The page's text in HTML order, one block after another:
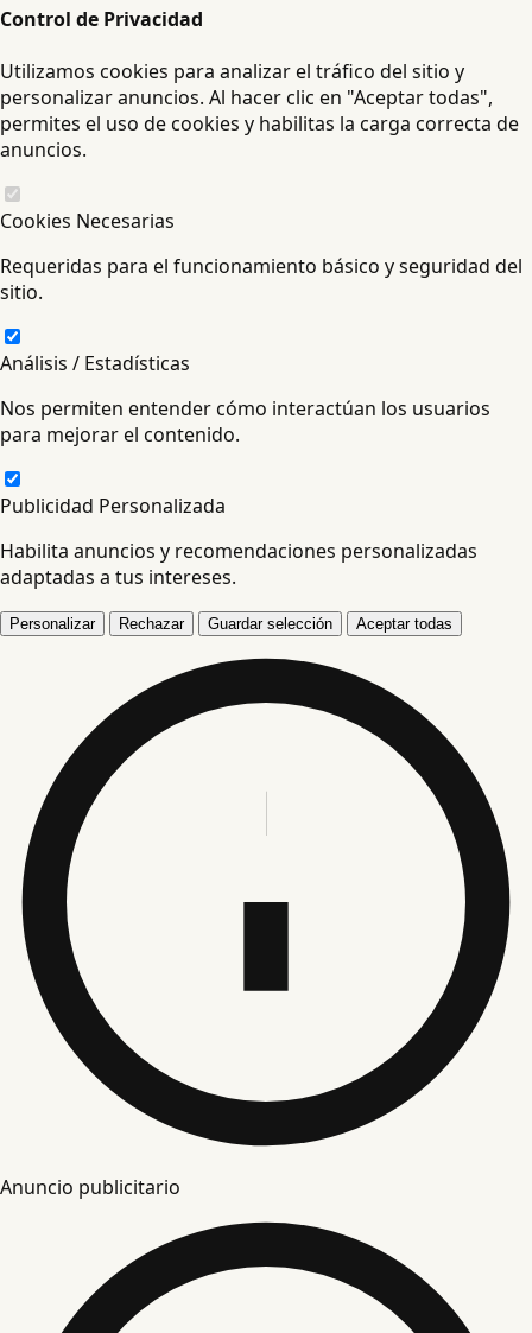
Control de Privacidad
Utilizamos cookies para analizar el tráfico del sitio y
personalizar anuncios. Al hacer clic en "Aceptar todas",
permites el uso de cookies y habilitas la carga correcta de
anuncios.
Cookies Necesarias
Requeridas para el funcionamiento básico y seguridad del
sitio.
Análisis / Estadísticas
Nos permiten entender cómo interactúan los usuarios
para mejorar el contenido.
Publicidad Personalizada
Habilita anuncios y recomendaciones personalizadas
adaptadas a tus intereses.
Personalizar Rechazar Guardar selección Aceptar todas
Anuncio publicitario